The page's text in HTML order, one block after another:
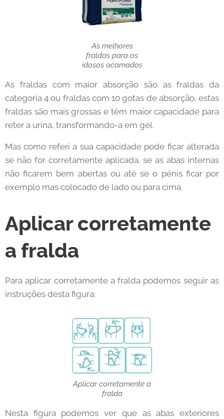
As melhores
fraldas para os
idosos acamados
As fraldas com maior absorção são as fraldas da
categoria 4 ou fraldas com 10 gotas de absorção, estas
fraldas são mais grossas e têm maior capacidade para
reter a urina, transformando-a em gel.
Mas como referi a sua capacidade pode ficar alterada
se não for corretamente aplicada, se as abas internas
não ficarem bem abertas ou até se o pénis ficar por
exemplo mas colocado de lado ou para cima.
Aplicar corretamente
a fralda
Para aplicar corretamente a fralda podemos seguir as
instruções desta figura:
Aplicar corretamente a
fralda
Nesta figura podemos ver que as abas exteriores